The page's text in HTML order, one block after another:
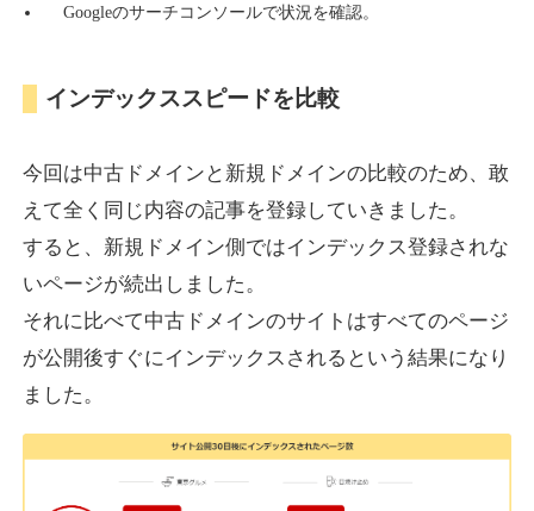
詳細を見る
campus-web.jp
DA 38 外部リンク数 1151 ドメイン年齢
詳細を見る
designcrave.com
ジャンル
DA38
Googleのサーチコンソールで状況を確認。
インデックススピードを比較
今回は中古ドメインと新規ドメインの比較のため、敢
えて全く同じ内容の記事を登録していきました。
すると、新規ドメイン側ではインデックス登録されな
いページが続出しました。
それに比べて中古ドメインのサイトはすべてのページ
が公開後すぐにインデックスされるという結果になり
ました。